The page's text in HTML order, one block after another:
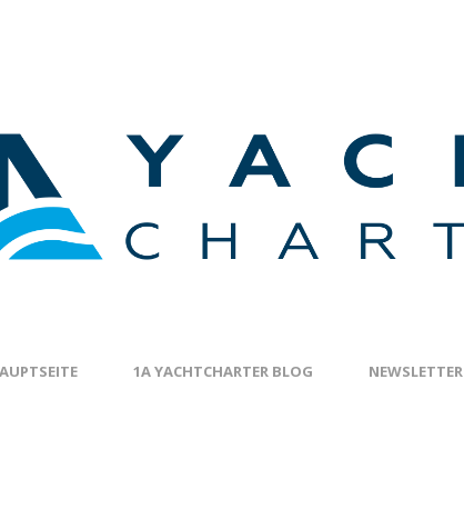
1A YACHTCHARTER BLOG NEWSLETTER